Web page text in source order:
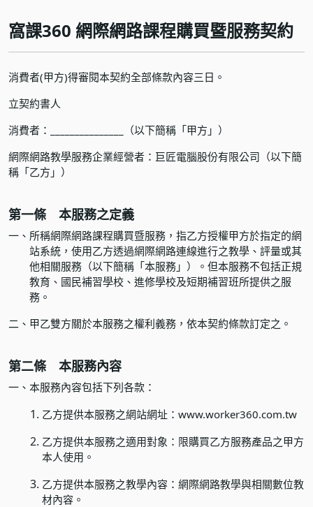
窩課360 網際網路課程購買暨服務契約
消費者(甲方)得審閱本契約全部條款內容三日。
立契約書人
消費者：_______________（以下簡稱「甲方」）
網際網路教學服務企業經營者：巨匠電腦股份有限公司（以下簡
稱「乙方」）
第一條 本服務之定義
一、 所稱網際網路課程購買暨服務，指乙方授權甲方於指定的網
站系統，使用乙方透過網際網路連線進行之教學、評量或其
他相關服務（以下簡稱「本服務」）。但本服務不包括正規
教育、國民補習學校、進修學校及短期補習班所提供之服
務。
二、 甲乙雙方關於本服務之權利義務，依本契約條款訂定之。
第二條 本服務內容
一、 本服務內容包括下列各款：
乙方提供本服務之網站網址： www.worker360.com.tw
乙方提供本服務之適用對象：限購買乙方服務產品之甲方
本人使用。
乙方提供本服務之教學內容：網際網路教學與相關數位教
材內容。